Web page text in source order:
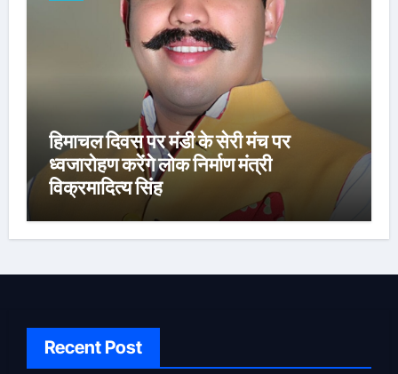
हिमाचल दिवस पर मंडी के सेरी मंच पर
ध्वजारोहण करेंगे लोक निर्माण मंत्री
विक्रमादित्य सिंह
Recent Post